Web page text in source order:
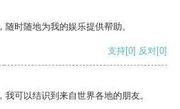
时随地为我的娱乐提供帮助。
支持[0] 反对[0]
可以结识到来自世界各地的朋友。